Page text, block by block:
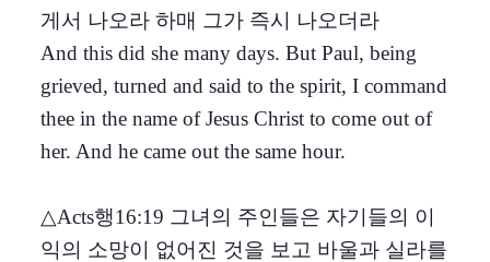
게서 나오라 하매 그가 즉시 나오더라
And this did she many days. But Paul, being
grieved, turned and said to the spirit, I command
thee in the name of Jesus Christ to come out of
her. And he came out the same hour.
△Acts행16:19 그녀의 주인들은 자기들의 이
익의 소망이 없어진 것을 보고 바울과 실라를